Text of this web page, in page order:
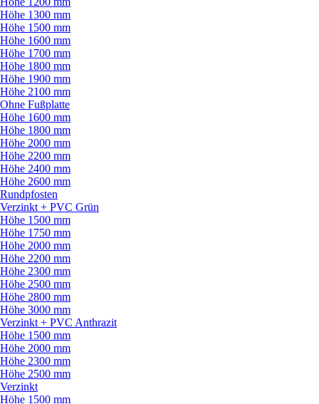
Höhe 1300 mm
Höhe 1500 mm
Höhe 1600 mm
Höhe 1700 mm
Höhe 1800 mm
Höhe 1900 mm
Höhe 2100 mm
Ohne Fußplatte
Höhe 1600 mm
Höhe 1800 mm
Höhe 2000 mm
Höhe 2200 mm
Höhe 2400 mm
Höhe 2600 mm
Rundpfosten
Verzinkt + PVC Grün
Höhe 1500 mm
Höhe 1750 mm
Höhe 2000 mm
Höhe 2200 mm
Höhe 2300 mm
Höhe 2500 mm
Höhe 2800 mm
Höhe 3000 mm
Verzinkt + PVC Anthrazit
Höhe 1500 mm
Höhe 2000 mm
Höhe 2300 mm
Höhe 2500 mm
Verzinkt
Höhe 1500 mm